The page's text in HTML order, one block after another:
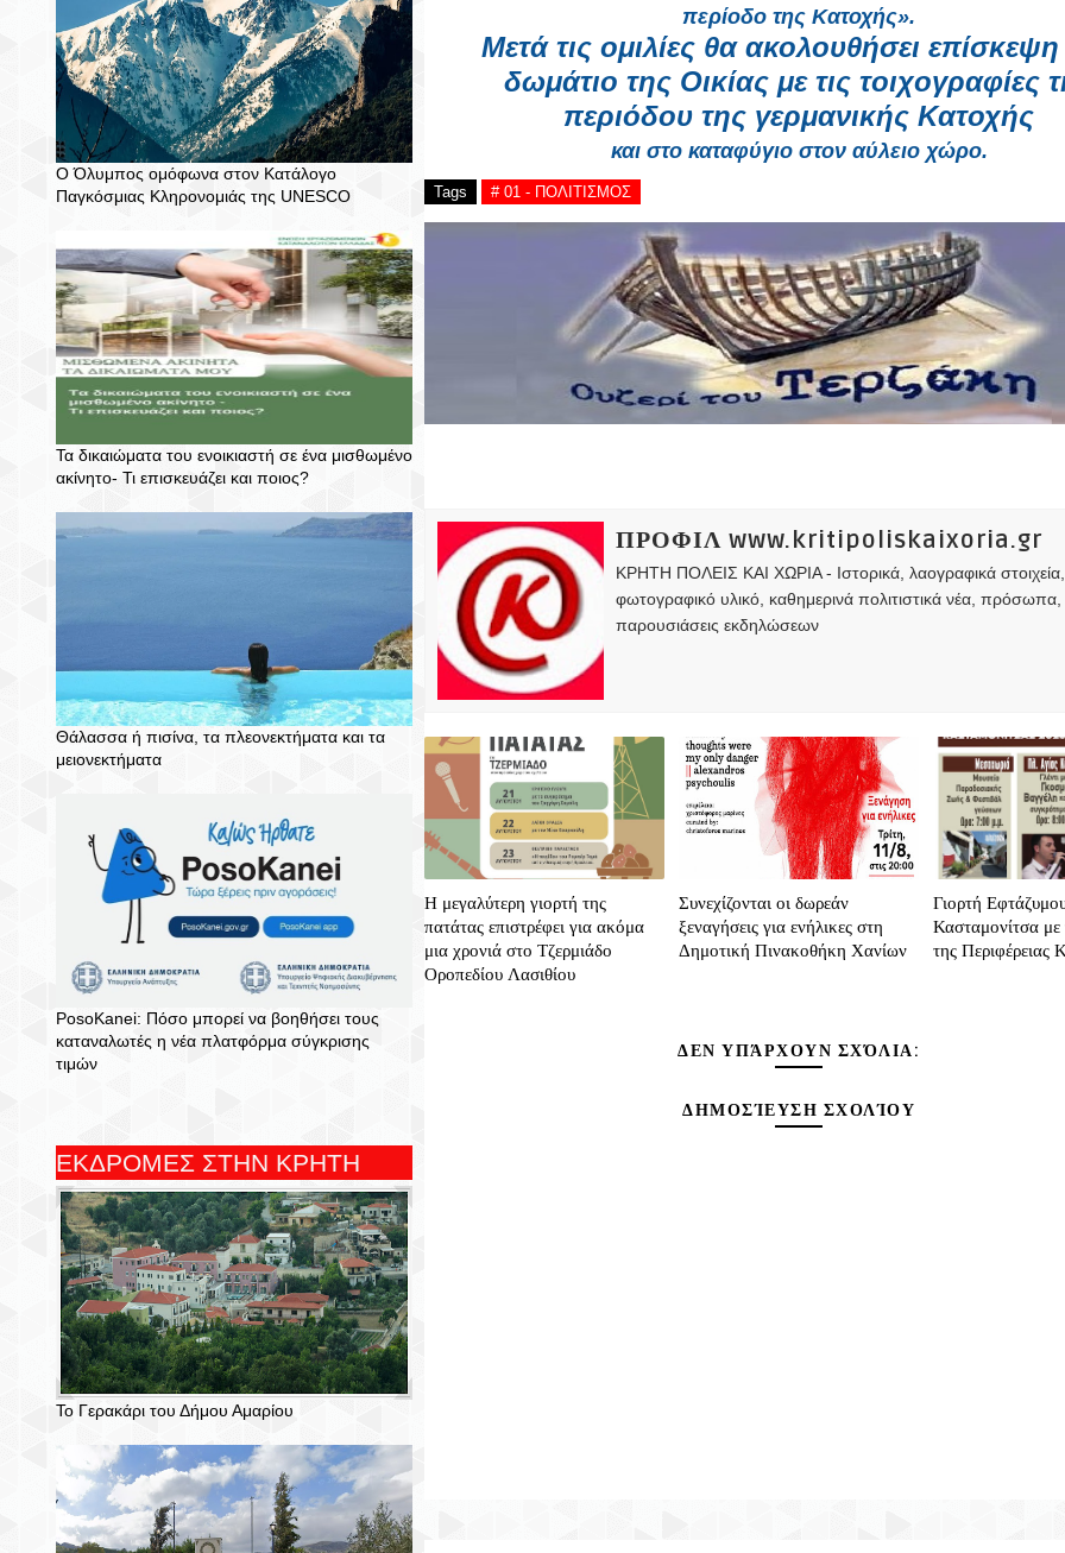
Ο Όλυμπος ομόφωνα στον Κατάλογο
Παγκόσμιας Κληρονομιάς της UNESCO
Τα δικαιώματα του ενοικιαστή σε ένα μισθωμένο
ακίνητο- Τι επισκευάζει και ποιος?
Θάλασσα ή πισίνα, τα πλεονεκτήματα και τα
μειονεκτήματα
PosoKanei: Πόσο μπορεί να βοηθήσει τους
καταναλωτές η νέα πλατφόρμα σύγκρισης
τιμών
ΕΚΔΡΟΜΕΣ ΣΤΗΝ ΚΡΗΤΗ
Το Γερακάρι του Δήμου Αμαρίου
περίοδο της Κατοχής».
Μετά τις ομιλίες θα ακολουθήσει
δωμάτιο της Οικίας με τις τοιχογραφίες
περιόδου της γερμανικής Κατοχής
και στο καταφύγιο στον αύλειο χώρο.
Tags # 01 - ΠΟΛΙΤΙΣΜΟΣ
ΠΡΟΦΙΛ www.kritipoliskaixoria.gr
ΚΡΗΤΗ ΠΟΛΕΙΣ ΚΑΙ ΧΩΡΙΑ - Ιστορικά, λαογραφικά
φωτογραφικό υλικό, καθημερινά πολιτιστικά νέα, πρόσωπα,
παρουσιάσεις εκδηλώσεων
Η μεγαλύτερη γιορτή της
πατάτας επιστρέφει για ακόμα
μια χρονιά στο Τζερμιάδο
Οροπεδίου Λασιθίου
Συνεχίζονται οι δωρεάν
ξεναγήσεις για ενήλικες στη
Δημοτική Πινακοθήκη Χανίων
Γιορτή
Κασταμονίτσα με
της Περιφέρειας
ΔΕΝ ΥΠΆΡΧΟΥΝ ΣΧΌΛΙΑ:
ΔΗΜΟΣΊΕΥΣΗ ΣΧΟΛΊΟΥ